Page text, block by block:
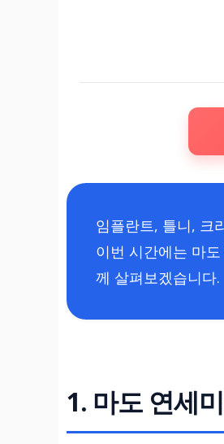
임플란트, 틀니, 크
이번 시간에는 마
께 살펴보겠습니다.
1. 마도 연세